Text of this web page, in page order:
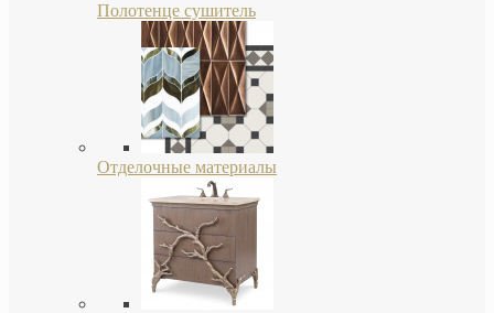
Полотенце сушитель
Отделочные материалы